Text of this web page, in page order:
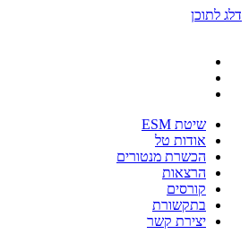
דלג לתוכן
שיטת ESM
אודות טל
הכשרת מנטורים
הרצאות
קורסים
בתקשורת
יצירת קשר